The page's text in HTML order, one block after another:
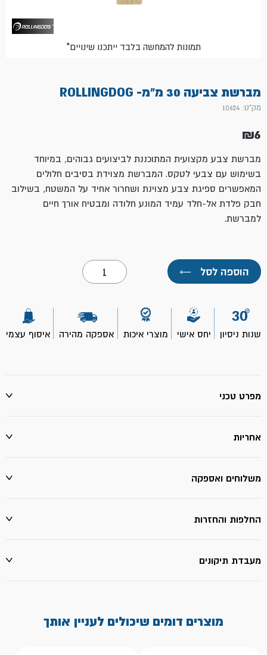
מברשת צביעה 30 מ"מ- ROLLINGDOG
מק"ט: 10624
₪6
מברשת צבע מקצועית המתוכננת לביצועים גבוהים, במיוחד
בשימוש עם צבעי לטקס. המברשת מצוידת בסיבים חלולים
המאפשרים ספיגת צבע מצוינת ושחרור אחיד על המשטח, בשילוב
חבק פלדת אל-חלד עמיד המונע חלודה ומבטיח אורך חיים
למברשת.
הוספה לסל ←
כמות
של
מברשת
שנות ניסיון יחס אישי מוצרי איכות אספקה מהירה איסוף עצמי
מפרט טכני
אחריות
משלוחים ואספקה
החלפות והחזרות
מעבדת תיקונים
*תמונות להמחשה בלבד ייתכנו שינויים
מוצרים דומים שיכולים לעניין אותך